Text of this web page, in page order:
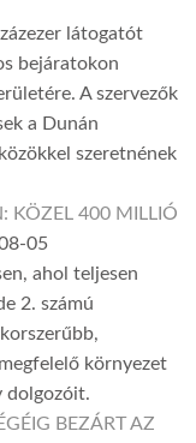
látogatót
bejáratokon
A szervezők
a Dunán
szeretnének
KÖZEL 400 MILLIÓ
05
ahol teljesen
2. számú
környezet
dolgozóit.
BEZÁRT AZ